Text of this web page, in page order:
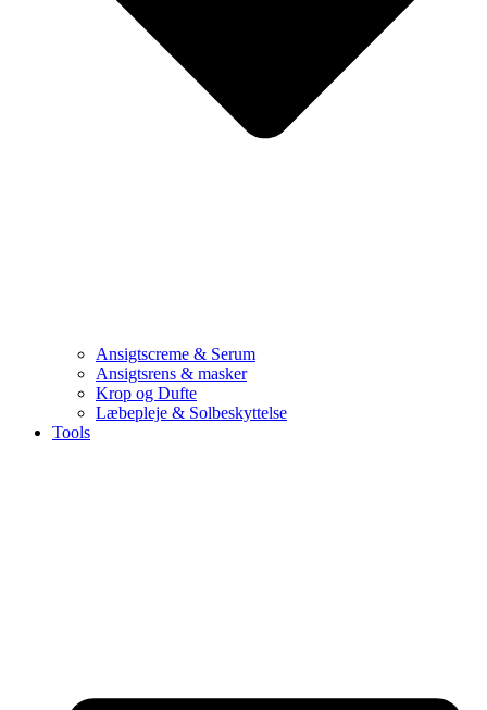
Ansigtscreme & Serum
Ansigtsrens & masker
Krop og Dufte
Læbepleje & Solbeskyttelse
Tools